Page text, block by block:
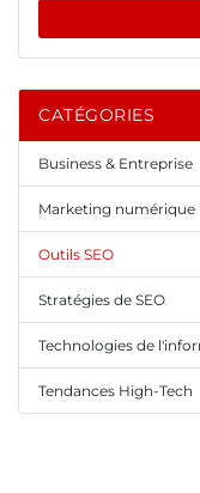
CATÉGORIES
Business & Entreprise
Marketing numérique
Outils SEO
Stratégies de SEO
Technologies de
Tendances High-Tech